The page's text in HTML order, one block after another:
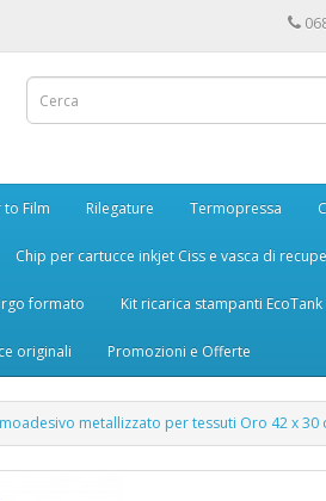
to Film Rilegature Termopressa
Chip per cartucce inkjet Ciss e vasca di
formato Kit ricarica stampanti EcoTank
originali Promozioni e Offerte
metallizzato per tessuti Oro 42 x 30